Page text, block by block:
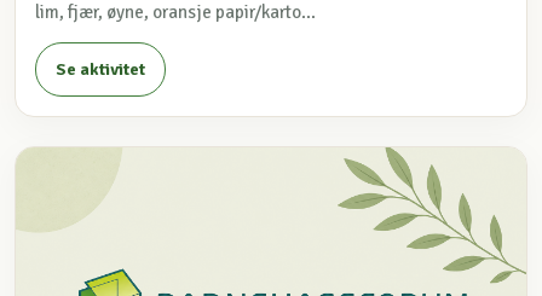
lim, fjær, øyne, oransje papir/karto...
Se aktivitet